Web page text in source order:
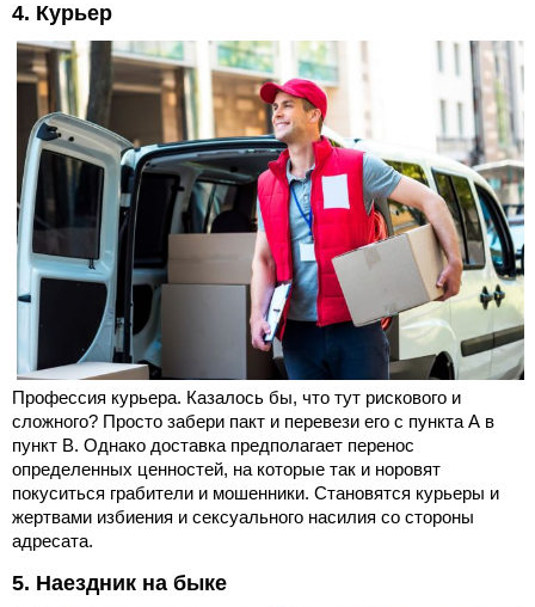
4. Курьер
Профессия курьера. Казалось бы, что тут рискового и
сложного? Просто забери пакт и перевези его с пункта А в
пункт В. Однако доставка предполагает перенос
определенных ценностей, на которые так и норовят
покуситься грабители и мошенники. Становятся курьеры и
жертвами избиения и сексуального насилия со стороны
адресата.
5. Наездник на быке